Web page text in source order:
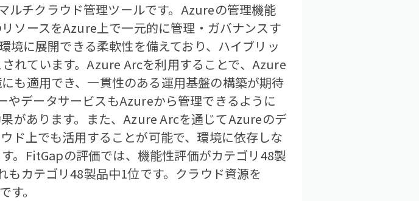
チクラウド管理ツールです。Azureの管理機能
ソースをAzure上で一元的に管理・ガバナンスす
に展開できる柔軟性を備えており、ハイブリッ
れています。Azure Arcを利用することで、Azure
も適用でき、一貫性のある運用基盤の構築が期待
データサービスもAzureから管理できるように
があります。また、Azure Arcを通じてAzureのデ
ド上でも活用することが可能で、環境に依存しな
。FitGapの評価では、機能性評価がカテゴリ48製
カテゴリ48製品中1位です。クラウド資源を
。